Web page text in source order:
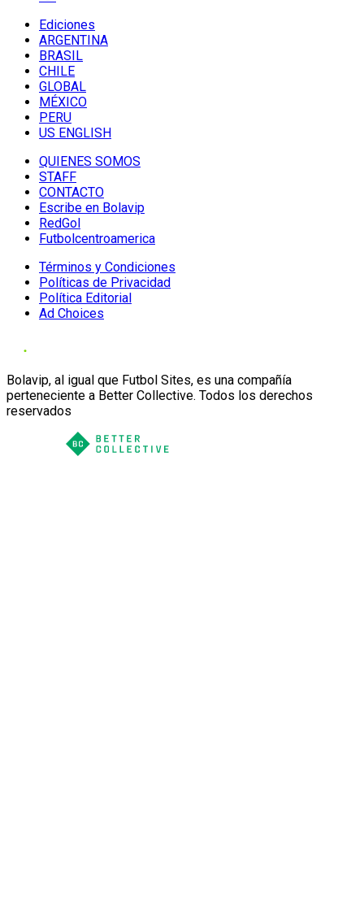
Ediciones
ARGENTINA
BRASIL
CHILE
GLOBAL
MÉXICO
PERU
US ENGLISH
QUIENES SOMOS
STAFF
CONTACTO
Escribe en Bolavip
RedGol
Futbolcentroamerica
Términos y Condiciones
Políticas de Privacidad
Política Editorial
Ad Choices
Bolavip, al igual que Futbol Sites, es una compañía
perteneciente a Better Collective. Todos los derechos
reservados